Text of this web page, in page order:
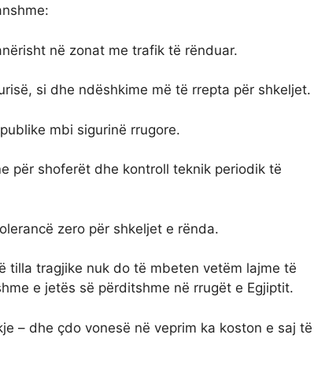
në zonat me trafik të rënduar.
si dhe ndëshkime më të rrepta për shkeljet.
mbi sigurinë rrugore.
për shoferët dhe kontroll teknik periodik të
zero për shkeljet e rënda.
tilla tragjike nuk do të mbeten vetëm lajme të
e jetës së përditshme në rrugët e Egjiptit.
– dhe çdo vonesë në veprim ka koston e saj të